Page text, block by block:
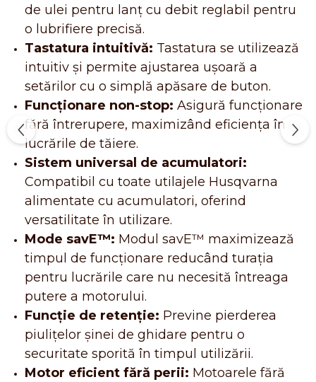
de ulei pentru lanț cu debit reglabil pentru
o lubrifiere precisă.
Tastatura intuitivă: Tastatura se utilizează
intuitiv și permite ajustarea ușoară a
setărilor cu o simplă apăsare de buton.
Funcționare non-stop: Asigură funcționare
fără întrerupere, maximizând eficiența în
lucrările de tăiere.
Sistem universal de acumulatori:
Compatibil cu toate utilajele Husqvarna
alimentate cu acumulatori, oferind
versatilitate în utilizare.
Mode savE™: Modul savE™ maximizează
timpul de funcționare reducând turația
pentru lucrările care nu necesită întreaga
putere a motorului.
Funcție de retenție: Previne pierderea
piulițelor șinei de ghidare pentru o
securitate sporită în timpul utilizării.
Motor eficient fără perii: Motoarele fără